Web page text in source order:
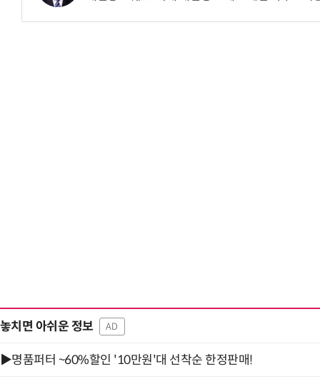
놓치면 아쉬운 정보 AD
▶명품퍼터 ~60%할인 '10만원'대 선착순 한정판매!